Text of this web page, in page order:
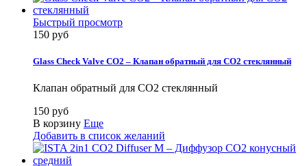
Быстрый просмотр
150 руб
Glass Check Valve CO2 – Клапан обратный для CO2 стеклянный
Клапан обратный для CO2 стеклянный
150 руб
В корзину Еще
Добавить в список желаний